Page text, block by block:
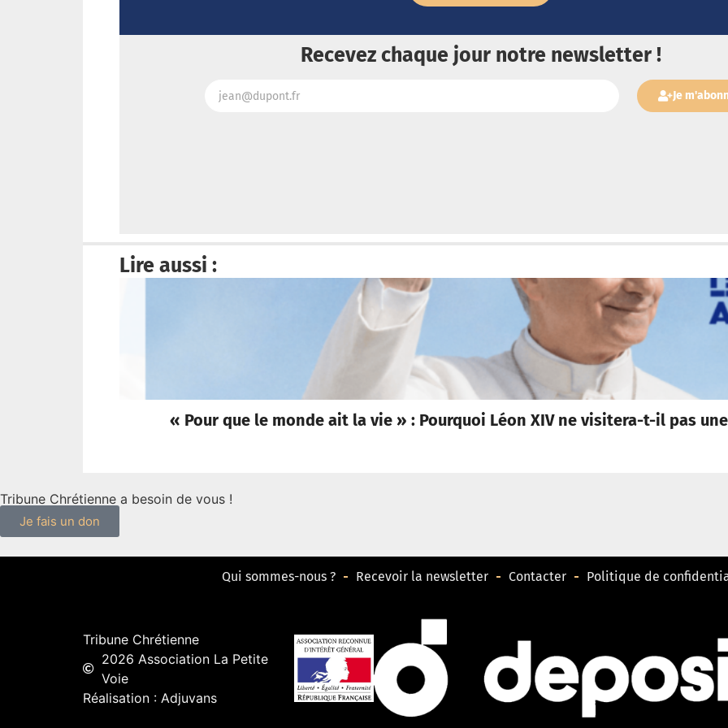
Recevez chaque jour notre newsletter !
Je
Lire aussi :
« Pour que le monde ait la vie » : Pourquoi Léon XIV ne visitera-t-il pas
Tribune Chrétienne a besoin de vous !
Je fais un don
Qui sommes-nous ? Recevoir la newsletter Contacter Politique de
Tribune Chrétienne
2026 Association La Petite
Voie
Réalisation : Adjuvans